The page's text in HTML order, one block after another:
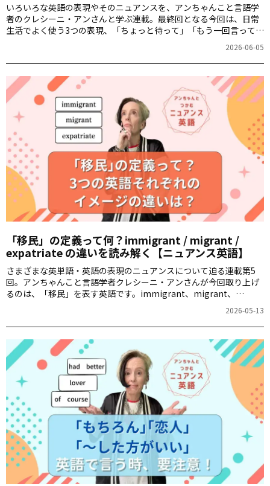
いろいろな英語の表現やそのニュアンスを、アンちゃんこと言語学
者のクレシーニ・アンさんと学ぶ連載。最終回となる今回は、日常
生活でよく使う3つの表現、「ちょっと待って」「もう一回言って」
2026-06-05
「移民」の定義って何？immigrant / migrant /
expatriate の違いを読み解く【ニュアンス英語】
さまざまな英単語・英語の表現のニュアンスについて迫る連載第5
回。アンちゃんこと言語学者クレシーニ・アンさんが今回取り上げ
るのは、「移民」を表す英語です。immigrant、migrant、
2026-05-13